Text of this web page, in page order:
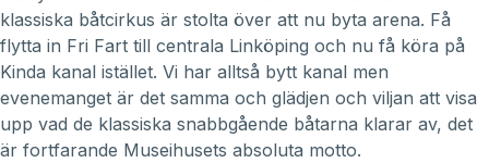
klassiska båtcirkus är stolta över att nu byta arena. Få
flytta in Fri Fart till centrala Linköping och nu få köra på
Kinda kanal istället. Vi har alltså bytt kanal men
evenemanget är det samma och glädjen och viljan att visa
upp vad de klassiska snabbgående båtarna klarar av, det
är fortfarande Museihusets absoluta motto.